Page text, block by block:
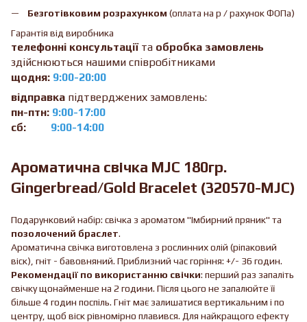
Безготівковим розрахунком (оплата на р / рахунок ФОПа)
Гарантія від виробника
телефонні консультації та обробка замовлень
здійснюються нашими співробітниками
щодня: 9:00-20:00
відправка підтверджених замовлень:
пн-птн: 9:00-17:00
сб:
9:00-14:00
Ароматична свічка MJC 180гр.
Gingerbread/Gold Bracelet (320570-MJC)
Подарунковий набір: свічка з ароматом "Імбирний пряник" та
позолочений браслет.
Ароматична свічка виготовлена з рослинних олій (ріпаковий
віск), гніт - бавовняний. Приблизний час горіння: +/- 36 годин.
Рекомендації по використанню свічки: перший раз запаліть
свічку щонайменше на 2 години. Після цього не запалюйте її
більше 4 годин поспіль. Гніт має залишатися вертикальним і по
центру, щоб віск рівномірно плавився. Для найкращого ефекту